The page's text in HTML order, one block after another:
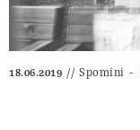
18.06.2019 Spomini